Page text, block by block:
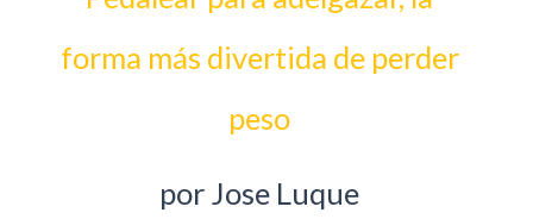
forma más divertida de perder
peso
por Jose Luque